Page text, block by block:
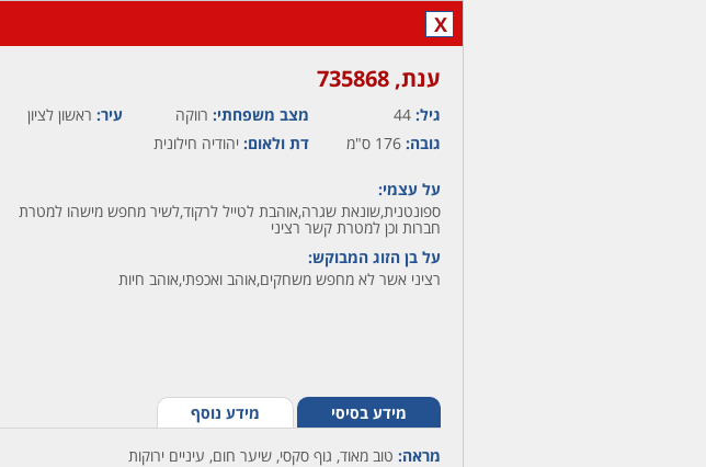
X
ענת,‏ 735868
גיל: 44 מצב משפחתי: רווקה עיר: ראשון לציון
גובה: 176 ס"מ דת ולאום: יהודיה חילונית
על עצמי:
ספונטנית,שונאת שגרה,אוהבת לטייל לרקוד,לשיר מחפש מישהו למטרת
חברות וכן למטרת קשר רציני
על בן הזוג המבוקש:
רציני אשר לא מחפש משחקים,אוהב ואכפתי,אוהב חיות
מידע בסיסי מידע נוסף
מראה: טוב מאוד, גוף סקסי, שיער חום, עיניים ירוקות